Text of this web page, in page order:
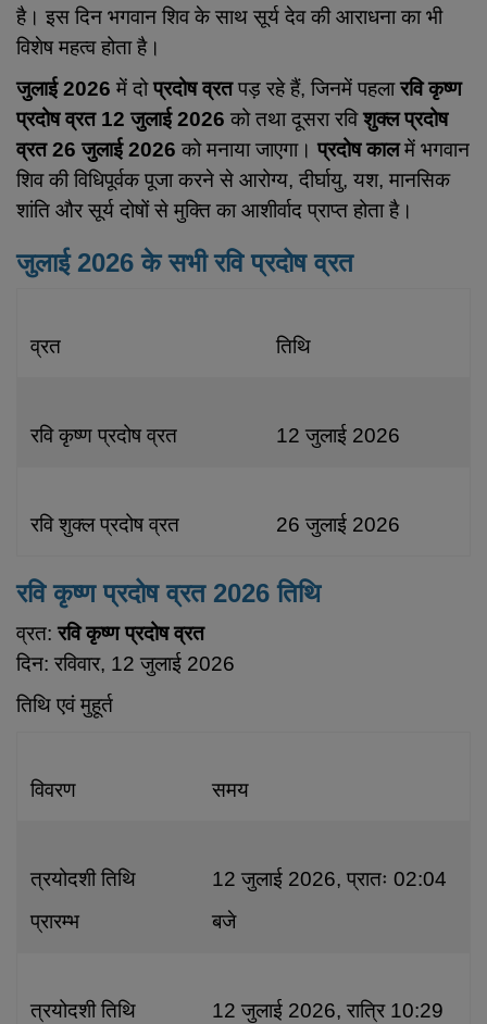
है। इस दिन भगवान शिव के साथ सूर्य देव की आराधना का भी
विशेष महत्व होता है।
जुलाई 2026 में दोप्रदोष व्रतपड़ रहे हैं, जिनमें पहलारवि कृष्ण
प्रदोष व्रत 12 जुलाई 2026 को तथा दूसरा रविशुक्ल प्रदोष
व्रत 26 जुलाई 2026 को मनाया जाएगा। प्रदोष कालमें भगवान
शिव की विधिपूर्वक पूजा करने से आरोग्य, दीर्घायु, यश, मानसिक
शांति और सूर्य दोषों से मुक्ति का आशीर्वाद प्राप्त होता है।
जुलाई 2026 के सभी रवि प्रदोष व्रत
व्रत तिथि
रवि कृष्ण प्रदोष व्रत 12 जुलाई 2026
रवि शुक्ल प्रदोष व्रत 26 जुलाई 2026
रवि कृष्ण प्रदोष व्रत 2026 तिथि
व्रत:रवि कृष्ण प्रदोष व्रत
दिन: रविवार, 12 जुलाई 2026
तिथि एवं मुहूर्त
विवरण समय
त्रयोदशी तिथि
प्रारम्भ
12 जुलाई 2026, प्रातः 02:04
बजे
त्रयोदशी तिथि
12 जुलाई 2026, रात्रि 10:29